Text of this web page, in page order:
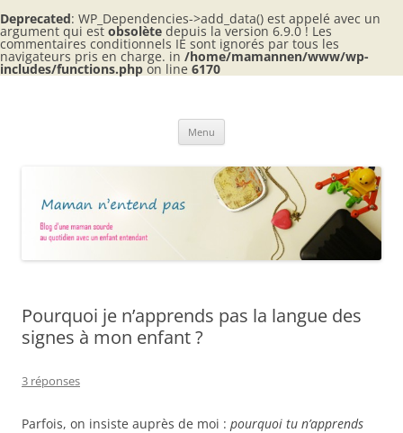
Deprecated: WP_Dependencies->add_data() est appelé avec un
argument qui est obsolète depuis la version 6.9.0 ! Les
commentaires conditionnels IE sont ignorés par tous les
navigateurs pris en charge. in /home/mamannen/www/wp-
includes/functions.php on line 6170
Aller
Menu
Pourquoi je n’apprends pas la langue des
signes à mon enfant ?
3 réponses
Parfois, on insiste auprès de moi : pourquoi tu n’apprends